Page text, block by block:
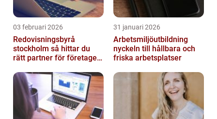
03 februari 2026
Redovisningsbyrå
stockholm så hittar du
rätt partner för företagets
31 januari 2026
Arbetsmiljöutbildning
nyckeln till hållbara och
friska arbetsplatser